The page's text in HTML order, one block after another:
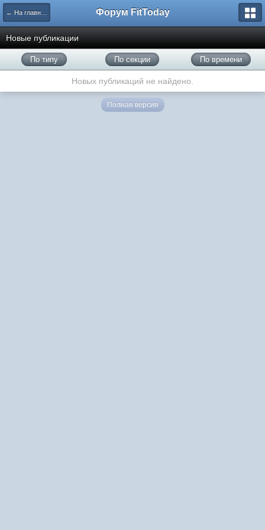
← На главную Форум FitToday
Новые публикации
По типу По секции По времени
Новых публикаций не найдено.
Полная версия